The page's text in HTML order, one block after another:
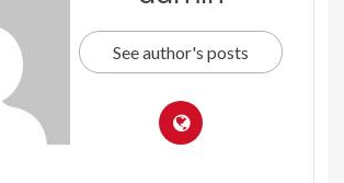
See author's posts